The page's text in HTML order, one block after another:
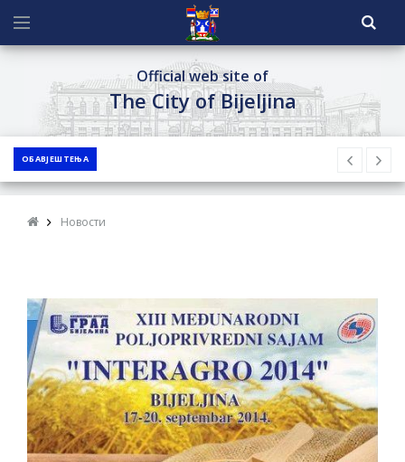
Official web site of
The City of Bijeljina
ОБАВЈЕШТЕЊА
Новости